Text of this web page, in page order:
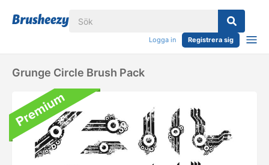
Logga in Registrera sig
Grunge Circle Brush Pack